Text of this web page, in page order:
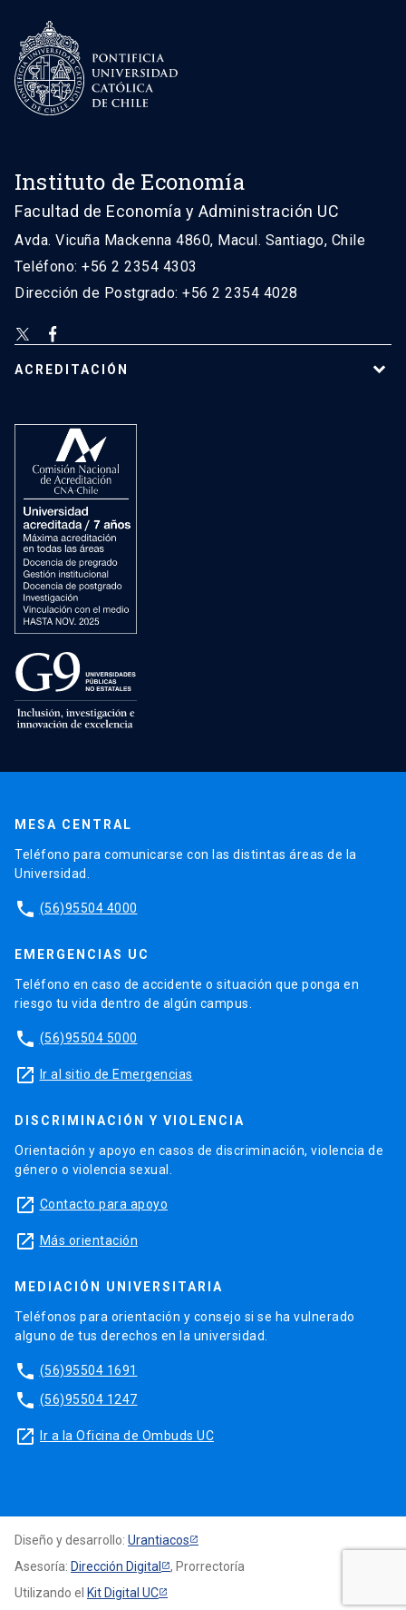
Instituto de Economía
Facultad de Economía y Administración UC
Avda. Vicuña Mackenna 4860, Macul. Santiago, Chile
Teléfono: +56 2 2354 4303
Dirección de Postgrado: +56 2 2354 4028
ACREDITACIÓN
MESA CENTRAL
Teléfono para comunicarse con las distintas áreas de la
Universidad.
phone (56)95504 4000
EMERGENCIAS UC
Teléfono en caso de accidente o situación que ponga en
riesgo tu vida dentro de algún campus.
phone (56)95504 5000
launch Ir al sitio de Emergencias
DISCRIMINACIÓN Y VIOLENCIA
Orientación y apoyo en casos de discriminación, violencia de
género o violencia sexual.
launch Contacto para apoyo
launch Más orientación
MEDIACIÓN UNIVERSITARIA
Teléfonos para orientación y consejo si se ha vulnerado
alguno de tus derechos en la universidad.
phone (56)95504 1691
phone (56)95504 1247
launch Ir a la Oficina de Ombuds UC
Diseño y desarrollo: Urantiacos
Asesoría: Dirección Digital
, Prorrectoría
Utilizando el Kit Digital UC